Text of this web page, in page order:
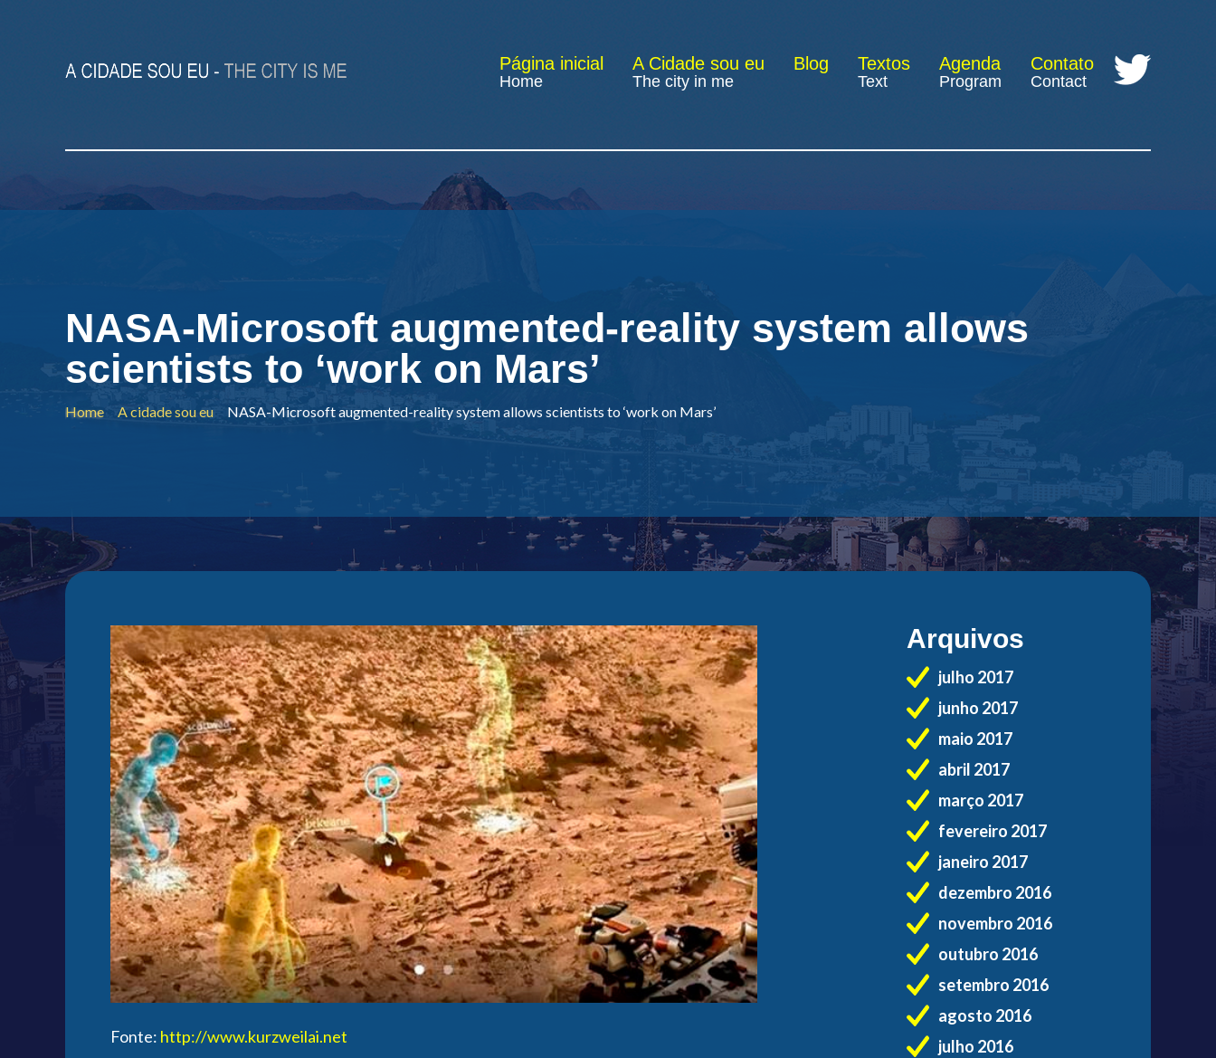
Página inicial
Home
A Cidade sou eu
The city in me
Blog Textos
Text
Agenda
Program
Contato
Contact
NASA-Microsoft augmented-reality system allows
scientists to ‘work on Mars’
Home A cidade sou eu NASA-Microsoft augmented-reality system allows scientists to ‘work on Mars’
Fonte: http://www.kurzweilai.net
Arquivos
julho 2017
junho 2017
maio 2017
abril 2017
março 2017
fevereiro 2017
janeiro 2017
dezembro 2016
novembro 2016
outubro 2016
setembro 2016
agosto 2016
julho 2016